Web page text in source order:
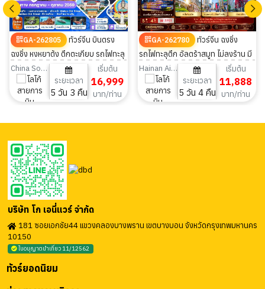
GA-262805
ทัวร์จีน บินตรง
ฉงชิ่ง หงหยาต้ง ตึกตะเกียบ รถไฟทะลุ
ตึก มีฟรีเดย์ 5วัน 3คืน
China Southern Airlines
ระยะเวลา
5 วัน 3 คืน
เริ่มต้น
16,999
บาท/ท่าน
GA-262780
ทัวร์จีน ฉงชิ่ง
รถไฟทะลุตึก อัลตร้าสมูท ไม่ลงร้าน มี
ฟรีเดย์ 5 วัน 4 คืน
Hainan Airlines
ระยะเวลา
5 วัน 4 คืน
เริ่มต้น
11,888
บาท/ท่าน
บริษัท โก เอนี่แวร์ จำกัด
181 ซอยเอกชัย44 แขวงคลองบางพราน เขตบางบอน จังหวัดกรุงเทพมหานคร
10150
ใบอนุญาตนำเที่ยว 11/12562
ทัวร์ยอดนิยม